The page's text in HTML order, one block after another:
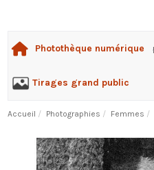
Photothèque numérique
Tirages grand public
Accueil Photographies Femmes